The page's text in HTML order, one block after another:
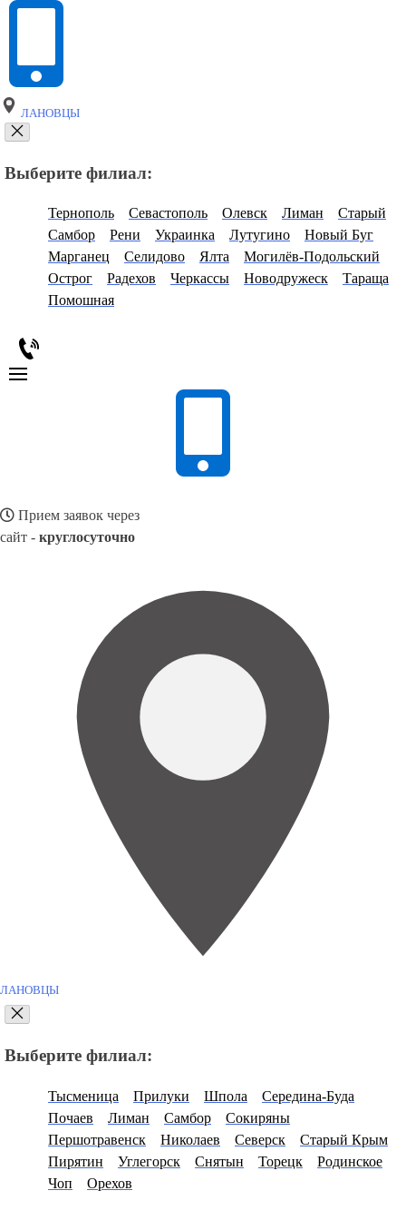
ЛАНОВЦЫ
Выберите филиал:
Тернополь Севастополь Олевск Лиман
Старый
Самбор
Рени Украинка Лутугино
Новый Буг
Марганец
Селидово Ялта
Могилёв-Подольский
Острог
Радехов Черкассы Новодружеск
Тараща
Помошная
Прием заявок через
сайт - круглосуточно
ЛАНОВЦЫ
Выберите филиал:
Тысменица Прилуки Шпола
Середина-Буда
Почаев
Лиман Самбор
Сокиряны
Першотравенск
Николаев Северск
Старый Крым
Пирятин
Углегорск Снятын Торецк
Родинское
Чоп
Орехов